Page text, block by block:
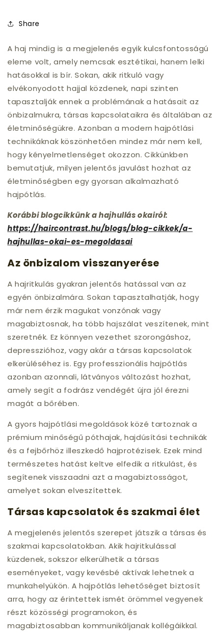
Share
A haj mindig is a megjelenés egyik kulcsfontosságú
eleme volt, amely nemcsak esztétikai, hanem lelki
hatásokkal is bír. Sokan, akik ritkuló vagy
elvékonyodott hajjal közdenek, napi szinten
tapasztalják ennek a problémának a hatásait az
önbizalmukra, társas kapcsolataikra és általában az
életminőségükre. Azonban a modern hajpótlási
technikáknak köszönhetően mindez már nem kell,
hogy kényelmetlenséget okozzon. Cikkünkben
bemutatjuk, milyen jelentős javulást hozhat az
életminőségben egy gyorsan alkalmazható
hajpótlás.
Korábbi blogcikkünk a hajhullás okairól:
https://haircontrast.hu/blogs/blog-cikkek/a-
hajhullas-okai-es-megoldasai
Az önbizalom visszanyerése
A hajritkulás gyakran jelentős hatással van az
egyén önbizalmára. Sokan tapasztalhatják, hogy
már nem érzik magukat vonzónak vagy
magabiztosnak, ha több hajszálat veszítenek, mint
szeretnék. Ez könnyen vezethet szorongáshoz,
depresszióhoz, vagy akár a társas kapcsolatok
elkerüléséhez is. Egy professzionális hajpótlás
azonban azonnali, látványos változást hozhat,
amely segít a fodrász vendégét újra jól érezni
magát a bőrében.
A gyors hajpótlási megoldások közé tartoznak a
prémium minőségű póthajak, hajdúsítási technikák
és a fejbőrhöz illeszkedő hajprotézisek. Ezek mind
természetes hatást keltve elfedik a ritkulást, és
segítenek visszaadni azt a magabiztosságot,
amelyet sokan elveszítettek.
Társas kapcsolatok és szakmai élet
A megjelenés jelentős szerepet játszik a társas és
szakmai kapcsolatokban. Akik hajritkulással
küzdenek, sokszor elkerülhetik a társas
eseményeket, vagy kevésbé aktívak lehetnek a
munkahelyükön. A hajpótlás lehetőséget biztosít
arra, hogy az érintettek ismét örömmel vegyenek
részt közösségi programokon, és
magabiztosabban kommunikáljanak kollégáikkal.